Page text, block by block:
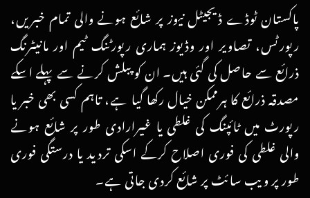
پاکستان ٹوڈے ڈیجیٹل نیوز پر شائع ہونے والی تمام خبریں،
رپورٹس، تصاویر اور وڈیوز ہماری رپورٹنگ ٹیم اور مانیٹرنگ
ذرائع سے حاصل کی گئی ہیں۔ ان کو پبلش کرنے سے پہلے اسکے
مصدقہ ذرائع کا ہرممکن خیال رکھا گیا ہے، تاہم کسی بھی خبر یا
رپورٹ میں ٹائپنگ کی غلطی یا غیرارادی طور پر شائع ہونے
والی غلطی کی فوری اصلاح کرکے اسکی تردید یا درستگی فوری
طور پر ویب سائٹ پر شائع کردی جاتی ہے۔